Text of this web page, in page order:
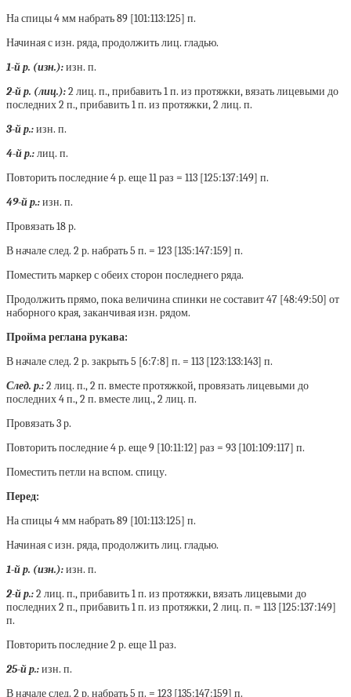
На спицы 4 мм набрать 89 [101:113:125] п.
Начиная с изн. ряда, продолжить лиц. гладью.
1-й р. (изн.):изн. п.
2-й р. (лиц.):2 лиц. п., прибавить 1 п. из протяжки, вязать лицевыми до
последних 2 п., прибавить 1 п. из протяжки, 2 лиц. п.
3-й р.:изн. п.
4-й р.:лиц. п.
Повторить последние 4 р. еще 11 раз = 113 [125:137:149] п.
49-й р.:изн. п.
Провязать 18 р.
В начале след. 2 р. набрать 5 п. = 123 [135:147:159] п.
Поместить маркер с обеих сторон последнего ряда.
Продолжить прямо, пока величина спинки не составит 47 [48:49:50] от
наборного края, заканчивая изн. рядом.
Пройма реглана рукава:
В начале след. 2 р. закрыть 5 [6:7:8] п. = 113 [123:133:143] п.
След. р.:2 лиц. п., 2 п. вместе протяжкой, провязать лицевыми до
последних 4 п., 2 п. вместе лиц., 2 лиц. п.
Провязать 3 р.
Повторить последние 4 р. еще 9 [10:11:12] раз = 93 [101:109:117] п.
Поместить петли на вспом. спицу.
Перед:
На спицы 4 мм набрать 89 [101:113:125] п.
Начиная с изн. ряда, продолжить лиц. гладью.
1-й р. (изн.):изн. п.
2-й р.:2 лиц. п., прибавить 1 п. из протяжки, вязать лицевыми до
последних 2 п., прибавить 1 п. из протяжки, 2 лиц. п. = 113 [125:137:149]
п.
Повторить последние 2 р. еще 11 раз.
25-й р.:изн. п.
В начале след. 2 р. набрать 5 п. = 123 [135:147:159] п.